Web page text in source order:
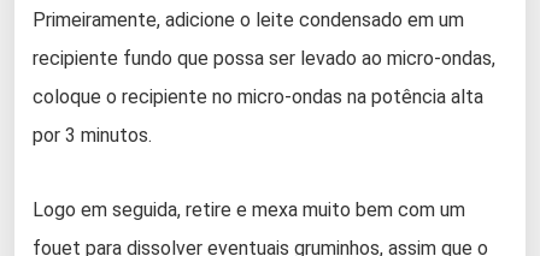
Primeiramente, adicione o leite condensado em um
recipiente fundo que possa ser levado ao micro-ondas,
coloque o recipiente no micro-ondas na potência alta
por 3 minutos.
Logo em seguida, retire e mexa muito bem com um
fouet para dissolver eventuais gruminhos, assim que o